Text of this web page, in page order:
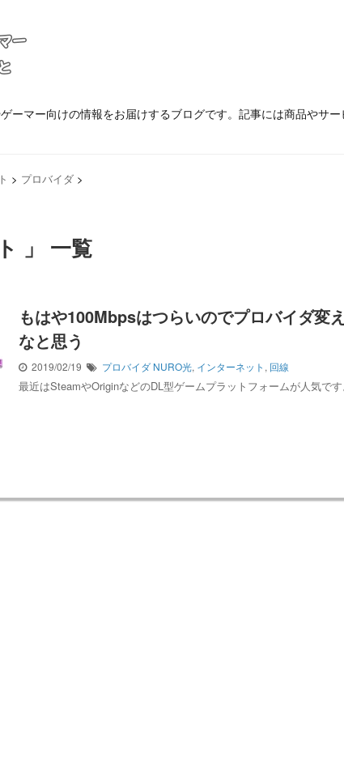
ーマー向けの情報をお届けするブログです。記事には商品やサー
> プロバイダ >
」 一覧
もはや100Mbpsはつらいのでプロバイダ変
なと思う
2019/02/19 プロバイダ NURO光, インターネット , 回線
最近はSteamやOriginなどのDL型ゲームプラットフォームが人気で